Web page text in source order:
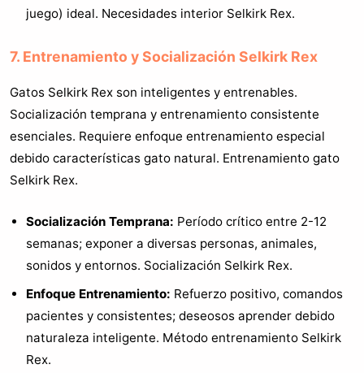
juego) ideal. Necesidades interior Selkirk Rex.
7. Entrenamiento y Socialización Selkirk Rex
Gatos Selkirk Rex son inteligentes y entrenables.
Socialización temprana y entrenamiento consistente
esenciales. Requiere enfoque entrenamiento especial
debido características gato natural. Entrenamiento gato
Selkirk Rex.
Socialización Temprana: Período crítico entre 2-12
semanas; exponer a diversas personas, animales,
sonidos y entornos. Socialización Selkirk Rex.
Enfoque Entrenamiento: Refuerzo positivo, comandos
pacientes y consistentes; deseosos aprender debido
naturaleza inteligente. Método entrenamiento Selkirk
Rex.